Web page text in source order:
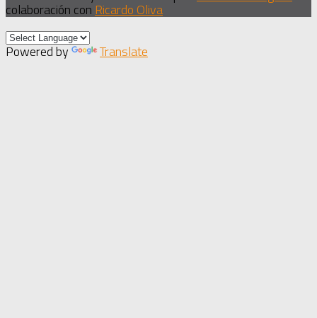
colaboración con Ricardo Oliva
Powered by Translate